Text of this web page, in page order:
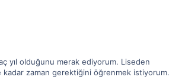
yıl olduğunu merak ediyorum. Liseden
kadar zaman gerektiğini öğrenmek istiyorum.